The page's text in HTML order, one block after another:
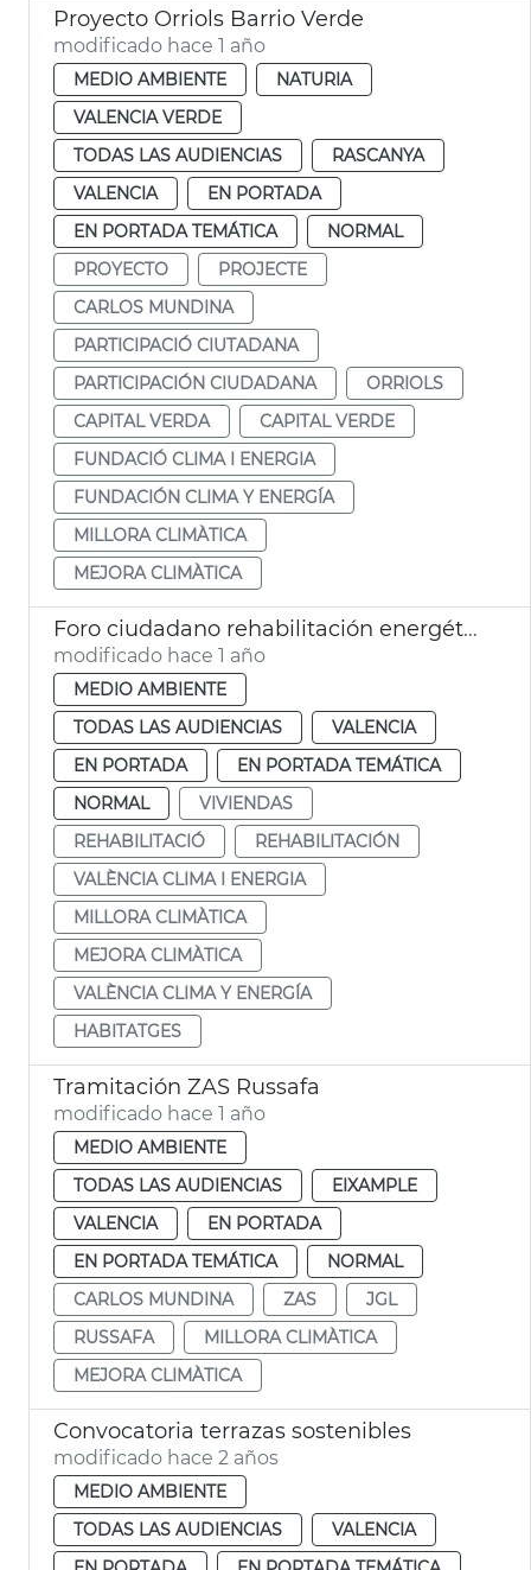
Proyecto Orriols Barrio Verde
modificado hace 1 año
MEDIO AMBIENTE
NATURIA
VALENCIA VERDE
TODAS LAS AUDIENCIAS
RASCANYA
VALENCIA
EN PORTADA
EN PORTADA TEMÁTICA
NORMAL
PROYECTO
PROJECTE
CARLOS MUNDINA
PARTICIPACIÓ CIUTADANA
PARTICIPACIÓN CIUDADANA
ORRIOLS
CAPITAL VERDA
CAPITAL VERDE
FUNDACIÓ CLIMA I ENERGIA
FUNDACIÓN CLIMA Y ENERGÍA
MILLORA CLIMÀTICA
MEJORA CLIMÀTICA
Foro ciudadano rehabilitación energética
modificado hace 1 año
MEDIO AMBIENTE
TODAS LAS AUDIENCIAS
VALENCIA
EN PORTADA
EN PORTADA TEMÁTICA
NORMAL
VIVIENDAS
REHABILITACIÓ
REHABILITACIÓN
VALÈNCIA CLIMA I ENERGIA
MILLORA CLIMÀTICA
MEJORA CLIMÀTICA
VALÈNCIA CLIMA Y ENERGÍA
HABITATGES
Tramitación ZAS Russafa
modificado hace 1 año
MEDIO AMBIENTE
TODAS LAS AUDIENCIAS
EIXAMPLE
VALENCIA
EN PORTADA
EN PORTADA TEMÁTICA
NORMAL
CARLOS MUNDINA
ZAS
JGL
RUSSAFA
MILLORA CLIMÀTICA
MEJORA CLIMÀTICA
Convocatoria terrazas sostenibles
modificado hace 2 años
MEDIO AMBIENTE
TODAS LAS AUDIENCIAS
VALENCIA